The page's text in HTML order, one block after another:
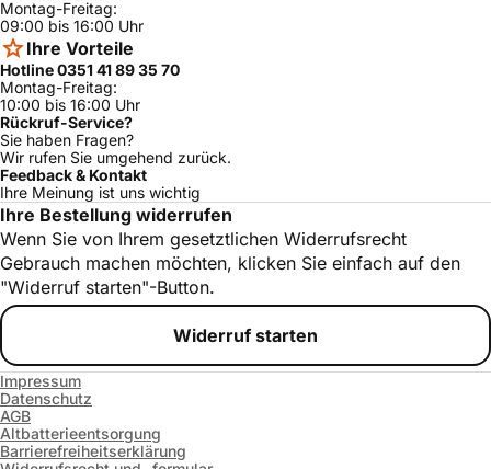
Montag-Freitag:
09:00 bis 16:00 Uhr
Ihre Vorteile
Hotline 0351 41 89 35 70
Montag-Freitag:
10:00 bis 16:00 Uhr
Rückruf-Service?
Sie haben Fragen?
Wir rufen Sie umgehend zurück.
Feedback & Kontakt
Ihre Meinung ist uns wichtig
Ihre Bestellung widerrufen
Wenn Sie von Ihrem gesetztlichen Widerrufsrecht
Gebrauch machen möchten, klicken Sie einfach auf den
"Widerruf starten"-Button.
Widerruf starten
Impressum
Datenschutz
AGB
Altbatterieentsorgung
Barrierefreiheitserklärung